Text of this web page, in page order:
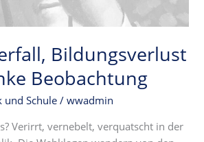
Bildungsverlust
Beobachtung
und Schule /wwadmin
Verirrt, vernebelt, verquatscht in der